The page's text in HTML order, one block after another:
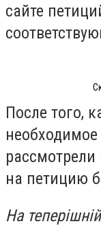
сайте
После того,
необходимое
на петицию
На